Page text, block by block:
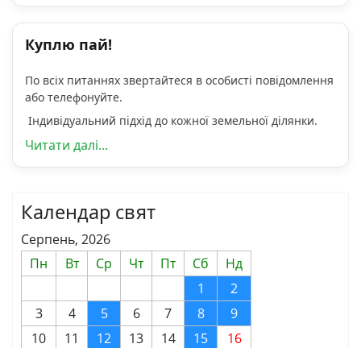
Куплю пай!
По всіх питаннях звертайтеся в особисті повідомлення
або телефонуйте.
Індивідуальний підхід до кожної земельної ділянки.
Читати далі...
Календар свят
Серпень, 2026
Пн
Вт Ср Чт Пт Сб
Нд
1
2
3
4 5 6 7 8
9
10
11 12 13 14 15
16